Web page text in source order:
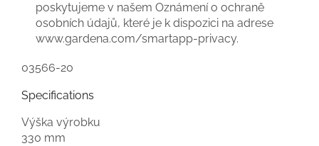
poskytujeme v našem Oznámení o ochraně
osobních údajů, které je k dispozici na adrese
www.gardena.com/smartapp-privacy.
03566-20
Specifications
Výška výrobku
330 mm